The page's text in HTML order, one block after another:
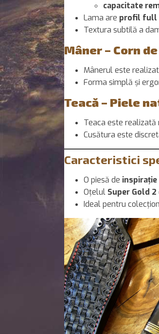
capacitate
Lama are profil full
Textura subtilă a
Mâner – Corn
Mânerul este
Forma simplă și
Teacă – Piele
Teaca este realizată
Cusătura este
Caracteristici
O piesă de
Oțelul Super Gold 2
Ideal pentru